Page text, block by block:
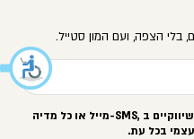
בלי הצפה, ועם המון סטייל.
ב -SMS,מייל או כל מדיה
בכל עת.